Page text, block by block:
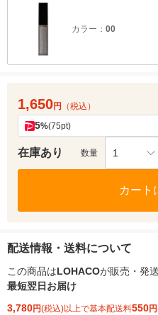
カラー： 00
1,650円 （税込）
5%(75pt)
在庫あり 数量 1
カート
配送情報・送料について
この商品はLOHACOが販売・発
最短翌日お届け
3,780円(税込)以上で基本配送料550円